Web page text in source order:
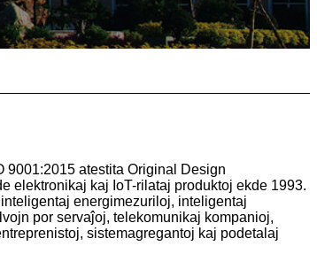
9001:2015 atestita Original Design
elektronikaj kaj IoT-rilataj produktoj ekde 1993.
energimezuriloj, inteligentaj
por servaĵoj, telekomunikaj kompanioj,
sistemagregantoj kaj podetalaj